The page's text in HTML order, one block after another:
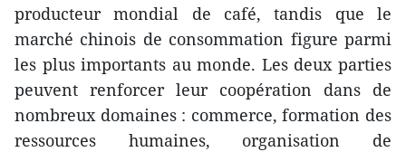
producteur mondial de café, tandis que le
marché chinois de consommation figure parmi
les plus importants au monde. Les deux parties
peuvent renforcer leur coopération dans de
nombreux domaines : commerce, formation des
ressources humaines, organisation de